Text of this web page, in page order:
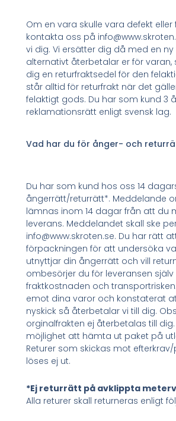
Om en vara skulle vara defekt eller
kontakta oss på
vi dig. Vi ersätter dig då med en ny
alternativt återbetalar er för varan,
dig en returfraktsedel för den
står alltid för returfrakt när det
felaktigt gods. Du har som kund 3
reklamationsrätt enligt svensk lag.
Vad har du för ånger- och
Du har som kund hos oss 14
ångerrätt/returrätt*. Meddelande
lämnas inom 14 dagar från att du
leverans. Meddelandet skall ske
info@www.skroten.se. Du har rätt
förpackningen för att undersöka
utnyttjar din ångerrätt och vill
ombesörjer du för leveransen
fraktkostnaden och
emot dina varor och konstaterat
nyskick så återbetalar vi till dig.
orginalfrakten ej återbetalas till dig.
möjlighet att hämta ut paket på
Returer som skickas mot
löses ej ut.
*Ej returrätt på avklippta
Alla returer skall returneras enligt